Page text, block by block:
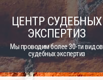
Skip
ЦЕНТР СУДЕБНЫХ
ЭКСПЕРТИЗ
Мы проводим более 30-ти видов
судебных экспертиз